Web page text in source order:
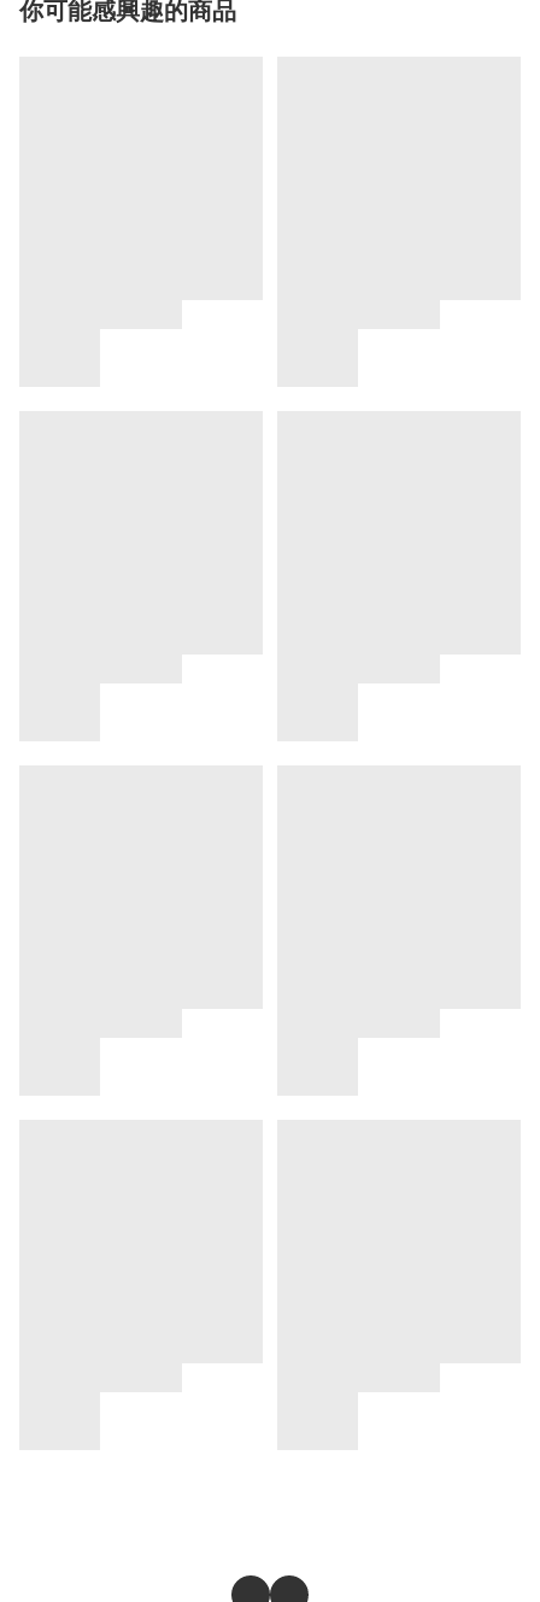
你可能感興趣的商品